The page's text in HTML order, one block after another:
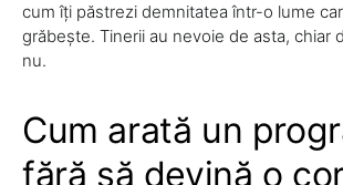
cum îți păstrezi demnitatea într-o lume
grăbește. Tinerii au nevoie de asta, chiar
nu.
Cum arată un
fără să devină o